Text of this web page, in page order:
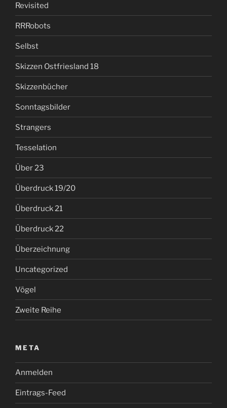
Revisited
RRRobots
Selbst
Skizzen Ostfriesland 18
Skizzenbücher
Sonntagsbilder
Strangers
Tesselation
Über 23
Überdruck 19/20
Überdruck 21
Überdruck 22
Überzeichnung
Uncategorized
Vögel
Zweite Reihe
META
Anmelden
Eintrags-Feed